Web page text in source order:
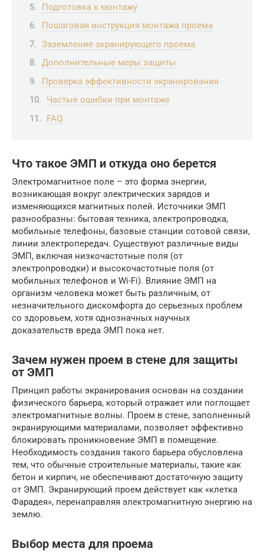
Подготовка к монтажу
Пошаговая инструкция монтажа проема
Заземление экранирующего проема
Дополнительные меры защиты
Проверка эффективности экранирования
Частые ошибки при монтаже
FAQ
Что такое ЭМП и откуда оно берется
Электромагнитное поле – это форма энергии,
возникающая вокруг электрических зарядов и
изменяющихся магнитных полей. Источники ЭМП
разнообразны: бытовая техника, электропроводка,
мобильные телефоны, базовые станции сотовой связи,
линии электропередач. Существуют различные виды
ЭМП, включая низкочастотные поля (от
электропроводки) и высокочастотные поля (от
мобильных телефонов и Wi-Fi). Влияние ЭМП на
организм человека может быть различным, от
незначительного дискомфорта до серьезных проблем
со здоровьем, хотя однозначных научных
доказательств вреда ЭМП пока нет.
Зачем нужен проем в стене для защиты
от ЭМП
Принцип работы экранирования основан на создании
физического барьера, который отражает или поглощает
электромагнитные волны. Проем в стене, заполненный
экранирующими материалами, позволяет эффективно
блокировать проникновение ЭМП в помещение.
Необходимость создания такого барьера обусловлена
тем, что обычные строительные материалы, такие как
бетон и кирпич, не обеспечивают достаточную защиту
от ЭМП. Экранирующий проем действует как «клетка
Фарадея», перенаправляя электромагнитную энергию на
землю.
Выбор места для проема